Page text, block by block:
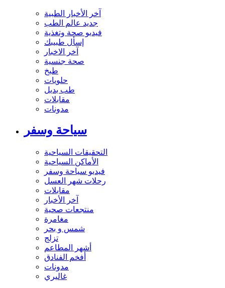
آخر الأخبار الطبية
جديد عالم الطب
فيديو صحة وتغذية
إسأل طبيبك
آخر الاخبار
صحة جنسية
طبخ
حلويات
طب بديل
مقابلات
مدونات
سياحة وسفر
التحقيقات السياحية
الأماكن السياحية
فيديو سياحة وسفر
رحلات شهر العسل
مقابلات
آخر الأخبار
منتجعات صحية
مغامرة
شمس و بحر
تزلج
أشهر المطاعم
أفخم الفنادق
مدونات
غاليري